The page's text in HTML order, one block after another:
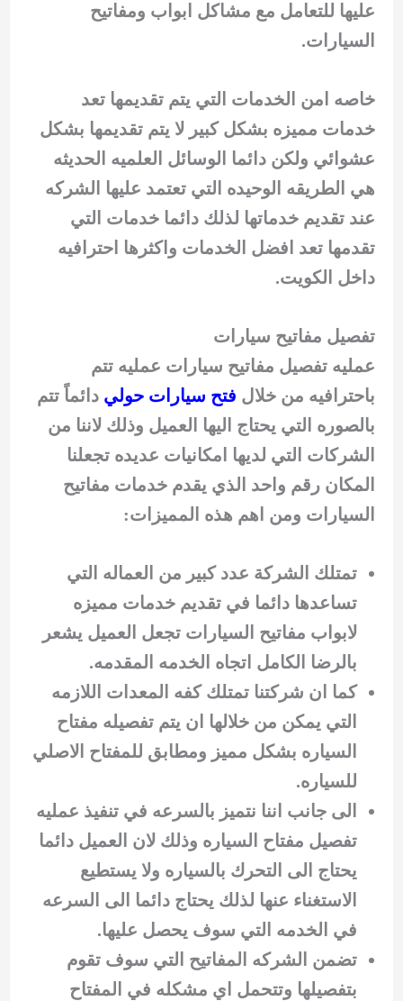
عليها للتعامل مع مشاكل ابواب ومفاتيح
السيارات.
خاصه امن الخدمات التي يتم تقديمها تعد
خدمات مميزه بشكل كبير لا يتم تقديمها بشكل
عشوائي ولكن دائما الوسائل العلميه الحديثه
هي الطريقه الوحيده التي تعتمد عليها الشركه
عند تقديم خدماتها لذلك دائما خدمات التي
تقدمها تعد افضل الخدمات واكثرها احترافيه
داخل الكويت.
تفصيل مفاتيح سيارات
عمليه تفصيل مفاتيح سيارات عمليه تتم
باحترافيه من خلال فتح سيارات حولي دائماً تتم
بالصوره التي يحتاج اليها العميل وذلك لاننا من
الشركات التي لديها امكانيات عديده تجعلنا
المكان رقم واحد الذي يقدم خدمات مفاتيح
السيارات ومن اهم هذه المميزات:
تمتلك الشركة عدد كبير من العماله التي
تساعدها دائما في تقديم خدمات مميزه
لابواب مفاتيح السيارات تجعل العميل يشعر
بالرضا الكامل اتجاه الخدمه المقدمه.
كما ان شركتنا تمتلك كفه المعدات اللازمه
التي يمكن من خلالها ان يتم تفصيله مفتاح
السياره بشكل مميز ومطابق للمفتاح الاصلي
للسياره.
الى جانب اننا نتميز بالسرعه في تنفيذ عمليه
تفصيل مفتاح السياره وذلك لان العميل دائما
يحتاج الى التحرك بالسياره ولا يستطيع
الاستغناء عنها لذلك يحتاج دائما الى السرعه
في الخدمه التي سوف يحصل عليها.
تضمن الشركه المفاتيح التي سوف تقوم
بتفصيلها وتتحمل اي مشكله في المفتاح